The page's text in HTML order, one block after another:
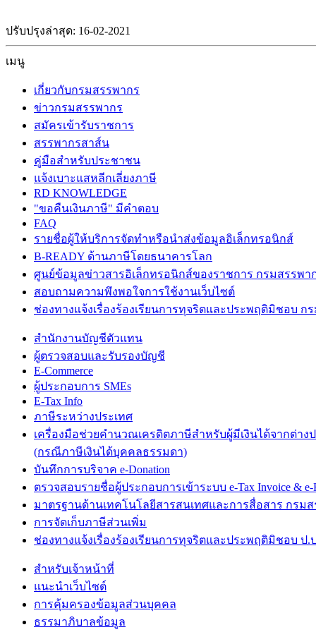
ปรับปรุงล่าสุด: 16-02-2021
เมนู
เกี่ยวกับกรมสรรพากร
ข่าวกรมสรรพากร
สมัครเข้ารับราชการ
สรรพากรสาส์น
คู่มือสำหรับประชาชน
แจ้งเบาะแสหลีกเลี่ยงภาษี
RD KNOWLEDGE
"ขอคืนเงินภาษี" มีคำตอบ
FAQ
รายชื่อผู้ให้บริการจัดทำหรือนำส่งข้อมูลอิเล็กทรอนิกส์
B-READY ด้านภาษีโดยธนาคารโลก
ศูนย์ข้อมูลข่าวสารอิเล็กทรอนิกส์ของราชการ กรมสรรพา
สอบถามความพึงพอใจการใช้งานเว็บไซต์
ช่องทางแจ้งเรื่องร้องเรียนการทุจริตและประพฤติมิชอบ ก
สำนักงานบัญชีตัวแทน
ผู้ตรวจสอบและรับรองบัญชี
E-Commerce
ผู้ประกอบการ SMEs
E-Tax Info
ภาษีระหว่างประเทศ
เครื่องมือช่วยคำนวณเครดิตภาษีสำหรับผู้มีเงินได้จากต่าง
(กรณีภาษีเงินได้บุคคลธรรมดา)
บันทึกการบริจาค e-Donation
ตรวจสอบรายชื่อผู้ประกอบการเข้าระบบ e-Tax Invoice & e-
มาตรฐานด้านเทคโนโลยีสารสนเทศและการสื่อสาร กรมส
การจัดเก็บภาษีส่วนเพิ่ม
ช่องทางแจ้งเรื่องร้องเรียนการทุจริตและประพฤติมิชอบ ป.
สำหรับเจ้าหน้าที่
แนะนำเว็บไซต์
การคุ้มครองข้อมูลส่วนบุคคล
ธรรมาภิบาลข้อมูล